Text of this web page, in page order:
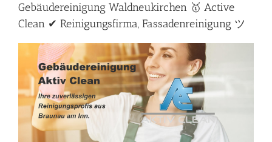
Gebäudereinigung Waldneukirchen 🥇 Active
Clean ✔ Reinigungsfirma, Fassadenreinigung ツ